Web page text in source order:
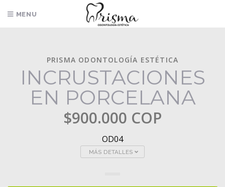
MENU
PRISMA ODONTOLOGÍA ESTÉTICA
INCRUSTACIONES
EN PORCELANA
$900.000 COP
OD04
MÁS DETALLES